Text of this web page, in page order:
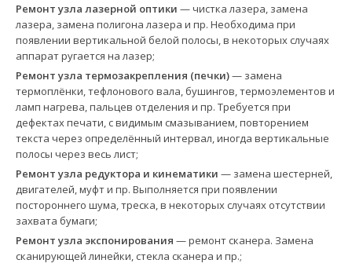
Ремонт узла лазерной оптики — чистка лазера, замена
лазера, замена полигона лазера и пр. Необходима при
появлении вертикальной белой полосы, в некоторых случаях
аппарат ругается на лазер;
Ремонт узла термозакрепления (печки)— замена
термоплёнки, тефлонового вала, бушингов, термоэлементов и
ламп нагрева, пальцев отделения и пр. Требуется при
дефектах печати, с видимым смазыванием, повторением
текста через определённый интервал, иногда вертикальные
полосы через весь лист;
Ремонт узла редуктора и кинематики — замена шестерней,
двигателей, муфт и пр. Выполняется при появлении
постороннего шума, треска, в некоторых случаях отсутствии
захвата бумаги;
Ремонт узла экспонирования — ремонт сканера. Замена
сканирующей линейки, стекла сканера и пр.;